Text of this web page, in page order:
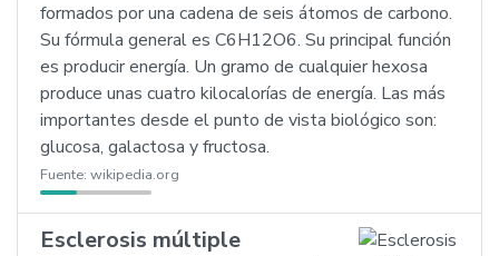
formados por una cadena de seis átomos de carbono.
Su fórmula general es C6H12O6. Su principal función
es producir energía. Un gramo de cualquier hexosa
produce unas cuatro kilocalorías de energía. Las más
importantes desde el punto de vista biológico son:
glucosa, galactosa y fructosa.
Fuente: wikipedia.org
Esclerosis múltiple